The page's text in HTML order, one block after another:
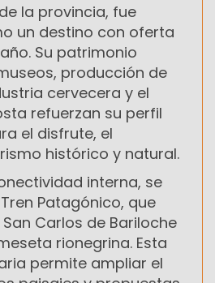
la provincia, fue
un destino con oferta
Su patrimonio
producción de
cervecera y el
refuerzan su perfil
el disfrute, el
histórico y natural.
interna, se
Patagónico, que
Carlos de Bariloche
rionegrina. Esta
permite ampliar el